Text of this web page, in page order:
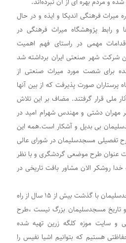
میراث فرهنگی اندیکا و ایذه و در حال
و رابط پژوهشگاه میراث فرهنگی در
مهمی در راستای فهم اهمیت
شرکت شهر صنعتی ایران برداشته شد
برای شصت مورد میراث صنعتی از
پرستاران صورت پذیرفت که از بین آنها
ملی قرار گرفتند. مضاف بر این تلاش
مهران دشتی و مهندس شهرام امید در
بی بدیل و آشکار است.همه این
تفصیلی مسجدسلیمان در شورای عالی
عنوان طرح موضعی گردشگری و با نظر
روشکر الان مشاور بافت تاریخی در
وی افزود : موضوع موزه مسجدسلیمان با گذشت بیش از ١۵ سال از راه
تاریخ مسجدسلیمان بزرگ نیست ،طرح
و سایت موزه کلگه زرین تهیه شده
هستیم که بتوانیم اشیا نفیس را